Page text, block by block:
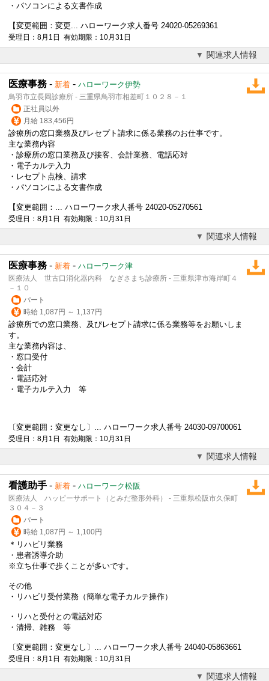
・パソコンによる文書作成
【変更範囲：変更... ハローワーク求人番号 24020-05269361
受理日：8月1日 有効期限：10月31日
関連求人情報
医療事務 - 新着 - ハローワーク伊勢
鳥羽市立長岡診療所 - 三重県鳥羽市相差町１０２８－１
正社員以外
月給 183,456円
診療所の窓口業務及びレセプト請求に係る業務のお仕事です。
主な業務内容
・診療所の窓口業務及び接客、会計業務、電話応対
・ 電子カルテ 入力
・レセプト点検、請求
・パソコンによる文書作成
【変更範囲：... ハローワーク求人番号 24020-05270561
受理日：8月1日 有効期限：10月31日
関連求人情報
医療事務 - 新着 - ハローワーク津
医療法人 世古口消化器内科 なぎさまち診療所 - 三重県津市海岸町４
－１０
パート
時給 1,087円 ～ 1,137円
診療所での窓口業務、及びレセプト請求に係る業務等をお願いしま
す。
主な業務内容は、
・窓口受付
・会計
・電話応対
・ 電子カルテ 入力 等
〔変更範囲：変更なし〕... ハローワーク求人番号 24030-09700061
受理日：8月1日 有効期限：10月31日
関連求人情報
看護助手 - 新着 - ハローワーク松阪
医療法人 ハッピーサポート（とみだ整形外科） - 三重県松阪市久保町
３０４－３
パート
時給 1,087円 ～ 1,100円
＊リハビリ業務
・患者誘導介助
※立ち仕事で歩くことが多いです。
その他
・リハビリ受付業務（簡単な電子カルテ操作）
・リハと受付との電話対応
・清掃、雑務 等
〔変更範囲：変更なし〕... ハローワーク求人番号 24040-05863661
受理日：8月1日 有効期限：10月31日
関連求人情報